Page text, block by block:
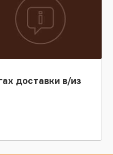
доставки в/из